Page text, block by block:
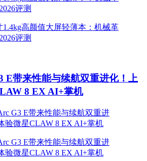
E带来性能与续航双重进化！上
8 EX AI+掌机